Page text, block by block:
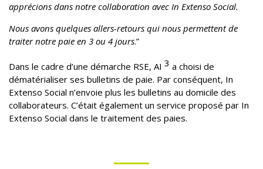
apprécions dans notre collaboration avec In Extenso Social.
Nous avons quelques allers-retours qui nous permettent de
traiter notre paie en 3 ou 4 jours.”
Dans le cadre d’une démarche RSE, AI 3 a choisi de
dématérialiser ses bulletins de paie. Par conséquent, In
Extenso Social n’envoie plus les bulletins au domicile des
collaborateurs. C’était également un service proposé par In
Extenso Social dans le traitement des paies.